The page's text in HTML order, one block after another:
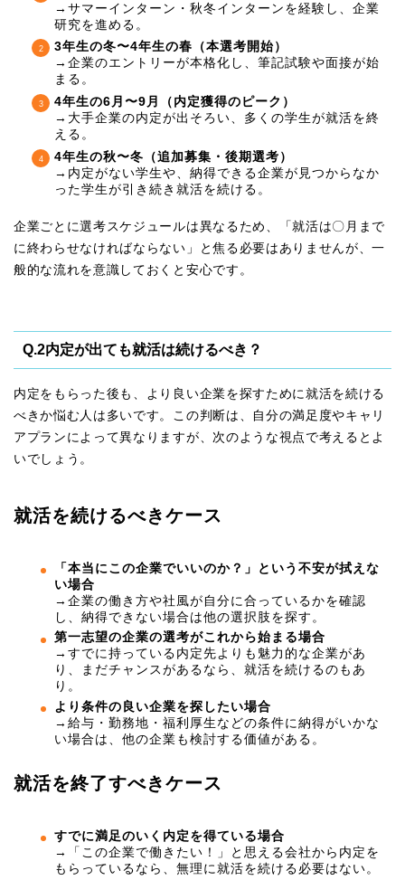
→サマーインターン・秋冬インターンを経験し、企業
研究を進める。
3年生の冬〜4年生の春（本選考開始）
→企業のエントリーが本格化し、筆記試験や面接が始
まる。
4年生の6月〜9月（内定獲得のピーク）
→大手企業の内定が出そろい、多くの学生が就活を終
える。
4年生の秋〜冬（追加募集・後期選考）
→内定がない学生や、納得できる企業が見つからなか
った学生が引き続き就活を続ける。
企業ごとに選考スケジュールは異なるため、「就活は〇月まで
に終わらせなければならない」と焦る必要はありませんが、一
般的な流れを意識しておくと安心です。
Q.2内定が出ても就活は続けるべき？
内定をもらった後も、より良い企業を探すために就活を続ける
べきか悩む人は多いです。この判断は、自分の満足度やキャリ
アプランによって異なりますが、次のような視点で考えるとよ
いでしょう。
就活を続けるべきケース
「本当にこの企業でいいのか？」という不安が拭えな
い場合
→企業の働き方や社風が自分に合っているかを確認
し、納得できない場合は他の選択肢を探す。
第一志望の企業の選考がこれから始まる場合
→すでに持っている内定先よりも魅力的な企業があ
り、まだチャンスがあるなら、就活を続けるのもあ
り。
より条件の良い企業を探したい場合
→給与・勤務地・福利厚生などの条件に納得がいかな
い場合は、他の企業も検討する価値がある。
就活を終了すべきケース
すでに満足のいく内定を得ている場合
→「この企業で働きたい！」と思える会社から内定を
もらっているなら、無理に就活を続ける必要はない。